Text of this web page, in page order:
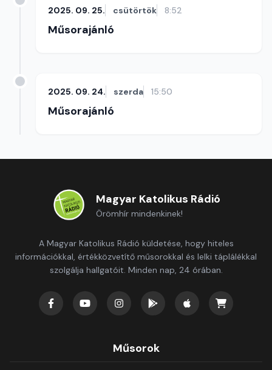
2025. 09. 25. csütörtök 8:52
Műsorajánló
2025. 09. 24. szerda 15:50
Műsorajánló
Magyar Katolikus Rádió
Örömhír mindenkinek!
A Magyar Katolikus Rádió küldetése, hogy hiteles
információkkal, értékközvetítő műsorokkal és lelki táplálékkal
szolgálja hallgatóit. Minden nap, 24 órában.
Műsorok